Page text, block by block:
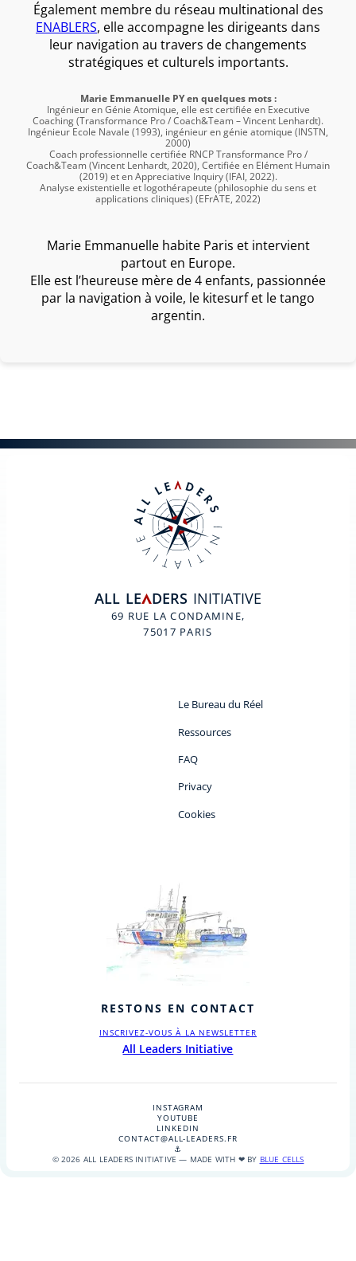
Également membre du réseau multinational des
ENABLERS, elle accompagne les dirigeants dans
leur navigation au travers de changements
stratégiques et culturels importants.
Marie Emmanuelle PY en quelques mots :
Ingénieur en Génie Atomique, elle est certifiée en Executive
Coaching (Transformance Pro / Coach&Team – Vincent Lenhardt).
Ingénieur Ecole Navale (1993), ingénieur en génie atomique (INSTN,
2000)
Coach professionnelle certifiée RNCP Transformance Pro /
Coach&Team (Vincent Lenhardt, 2020), Certifiée en Elément Humain
(2019) et en Appreciative Inquiry (IFAI, 2022).
Analyse existentielle et logothérapeute (philosophie du sens et
applications cliniques) (EFrATE, 2022)
Marie Emmanuelle habite Paris et intervient
partout en Europe.
Elle est l’heureuse mère de 4 enfants, passionnée
par la navigation à voile, le kitesurf et le tango
argentin.
ALL LEADERS INITIATIVE
69 RUE LA CONDAMINE,
75017 PARIS
Le Bureau du Réel
Ressources
FAQ
Privacy
Cookies
RESTONS EN CONTACT
INSCRIVEZ-VOUS À LA NEWSLETTER
All Leaders Initiative
INSTAGRAM
YOUTUBE
LINKEDIN
CONTACT@ALL-LEADERS.FR
⚓
© 2026 ALL LEADERS INITIATIVE — MADE WITH ❤ BY BLUE CELLS